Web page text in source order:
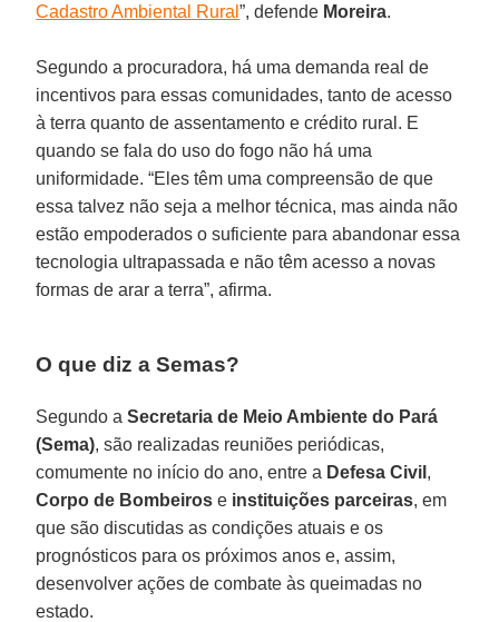
Cadastro Ambiental Rural”, defende Moreira.
Segundo a procuradora, há uma demanda real de
incentivos para essas comunidades, tanto de acesso
à terra quanto de assentamento e crédito rural. E
quando se fala do uso do fogo não há uma
uniformidade. “Eles têm uma compreensão de que
essa talvez não seja a melhor técnica, mas ainda não
estão empoderados o suficiente para abandonar essa
tecnologia ultrapassada e não têm acesso a novas
formas de arar a terra”, afirma.
O que diz a Semas?
Segundo aSecretaria de Meio Ambiente do Pará
(Sema), são realizadas reuniões periódicas,
comumente no início do ano, entre a Defesa Civil ,
Corpo de Bombeiros e instituições parceiras, em
que são discutidas as condições atuais e os
prognósticos para os próximos anos e, assim,
desenvolver ações de combate às queimadas no
estado.